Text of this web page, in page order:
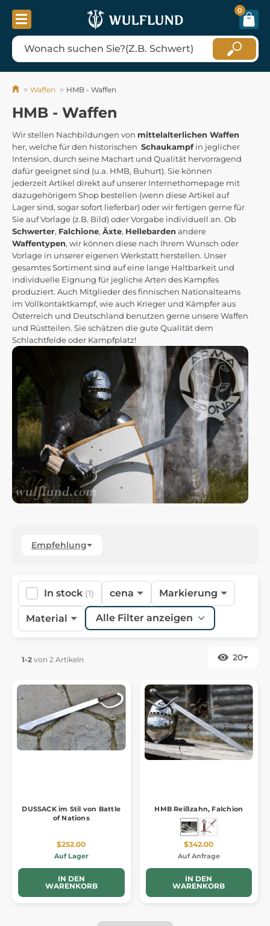
0
Waffen HMB - Waffen
HMB - Waffen
Wir stellen Nachbildungen von mittelalterlichen Waffen
her, welche für den historischen Schaukampfin jeglicher
Intension, durch seine Machart und Qualität hervorragend
dafür geeignet sind (u.a. HMB, Buhurt). Sie können
jederzeit Artikel direkt auf unserer Internethomepage mit
dazugehörigem Shop bestellen (wenn diese Artikel auf
Lager sind, sogar sofort lieferbar) oder wir fertigen gerne für
Sie auf Vorlage (z.B. Bild) oder Vorgabe individuell an. Ob
Schwerter, Falchione, Äxte, Hellebarden andere
Waffentypen, wir können diese nach Ihrem Wunsch oder
Vorlage in unserer eigenen Werkstatt herstellen. Unser
gesamtes Sortiment sind auf eine lange Haltbarkeit und
individuelle Eignung für jegliche Arten des Kampfes
produziert. Auch Mitglieder des finnischen Nationalteams
im Vollkontaktkampf, wie auch Krieger und Kämpfer aus
Österreich und Deutschland benutzen gerne unsere Waffen
und Rüstteilen. Sie schätzen die gute Qualität dem
Schlachtfelde oder Kampfplatz!
Empfehlung
In stock (1) cena Markierung
Material Alle Filter anzeigen
1-2 von 2 Artikeln 20
DUSSACK im Stil von Battle
of Nations
$252.00
Auf Lager
IN DEN
WARENKORB
HMB Reißzahn, Falchion
$342.00
Auf Anfrage
IN DEN
WARENKORB